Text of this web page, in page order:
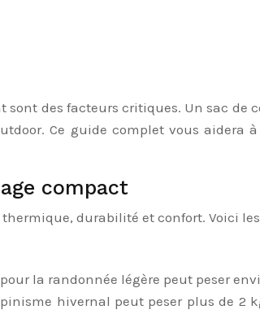
des facteurs critiques. Un sac de
Ce guide complet vous aidera
compact
durabilité et confort. Voici
la randonnée légère peut peser
hivernal peut peser plus de 2